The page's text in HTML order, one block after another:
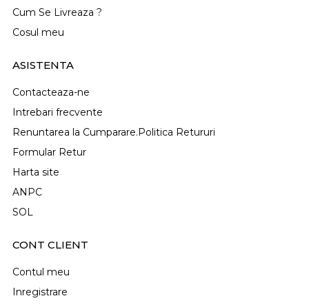
Cum Se Livreaza ?
Cosul meu
ASISTENTA
Contacteaza-ne
Intrebari frecvente
Renuntarea la Cumparare.Politica Retururi
Formular Retur
Harta site
ANPC
SOL
CONT CLIENT
Contul meu
Inregistrare